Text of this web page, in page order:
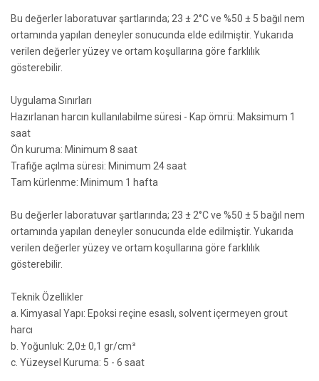
Bu değerler laboratuvar şartlarında; 23 ± 2°C ve %50 ± 5 bağıl nem
ortamında yapılan deneyler sonucunda elde edilmiştir. Yukarıda
verilen değerler yüzey ve ortam koşullarına göre farklılık
gösterebilir.
Uygulama Sınırları
Hazırlanan harcın kullanılabilme süresi - Kap ömrü: Maksimum 1
saat
Ön kuruma: Minimum 8 saat
Trafiğe açılma süresi: Minimum 24 saat
Tam kürlenme: Minimum 1 hafta
Bu değerler laboratuvar şartlarında; 23 ± 2°C ve %50 ± 5 bağıl nem
ortamında yapılan deneyler sonucunda elde edilmiştir. Yukarıda
verilen değerler yüzey ve ortam koşullarına göre farklılık
gösterebilir.
Teknik Özellikler
a. Kimyasal Yapı: Epoksi reçine esaslı, solvent içermeyen grout
harcı
b. Yoğunluk: 2,0± 0,1 gr/cm³
c. Yüzeysel Kuruma: 5 - 6 saat